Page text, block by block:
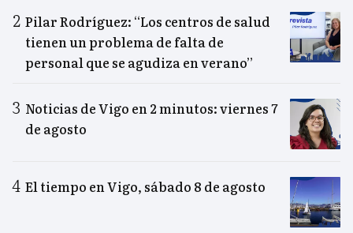
Pilar Rodríguez: “Los centros de salud
tienen un problema de falta de
personal que se agudiza en verano”
Noticias de Vigo en 2 minutos: viernes 7
de agosto
El tiempo en Vigo, sábado 8 de agosto